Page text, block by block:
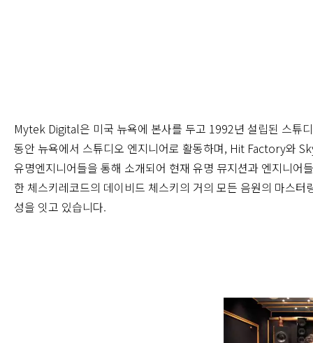
Mytek Digital은 미국 뉴욕에 본사를 두고 1992년 설립된 스
동안 뉴욕에서 스튜디오 엔지니어로 활동하며, Hit Factory와
유명엔지니어들을 통해 소개되어 현재 유명 뮤지션과 엔지니어
한 체스키레코드의 데이비드 체스키의 거의 모든 음원의 마스
성을 잇고 있습니다.